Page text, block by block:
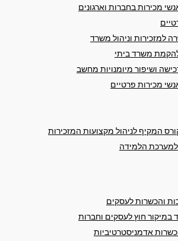
מכירות בחברות וארגונים
למזכירות וניהול משרד
להקמת משרד ביתי
ושיפור מיומנויות מחשב
מכירות פרטיים
המקיף לניהול מקצועות המזכירות
הלמידה
והכשרות לעסקים
במיקור חוץ לעסקים וחברות
אדמניסטרטיביות